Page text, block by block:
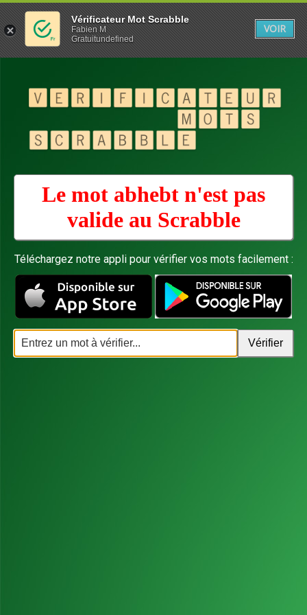
Le mot abhebt n'est pas
valide au Scrabble
Téléchargez notre appli pour vérifier vos mots facilement :
Vérificateur Mot Scrabble
Fabien M
Gratuitundefined
VOIR